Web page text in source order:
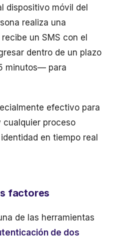
dispositivo móvil del
realiza una
un SMS con el
dentro de un plazo
minutos— para
efectivo para
cualquier proceso
en tiempo real
factores
de las herramientas
de dos